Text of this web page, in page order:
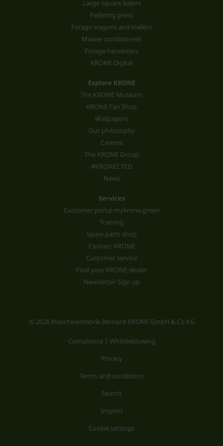
Large square balers
Pelleting press
Forage wagons and trailers
Mower conditioners
Forage harvesters
KRONE Digital
Explore KRONE
The KRONE Museum
KRONE Fan Shop
Wallpapers
Our philosophy
Careers
The KRONE Group
#KRONECTED
News
Services
Customer portal mykrone.green
Training
Spare parts shop
Contact KRONE
Customer service
Find your KRONE dealer
Newsletter Sign up
© 2026 Maschinenfabrik Bernard KRONE GmbH & Co.KG
Compliance | Whistleblowing
Privacy
Terms and conditions
Search
Imprint
Cookie settings